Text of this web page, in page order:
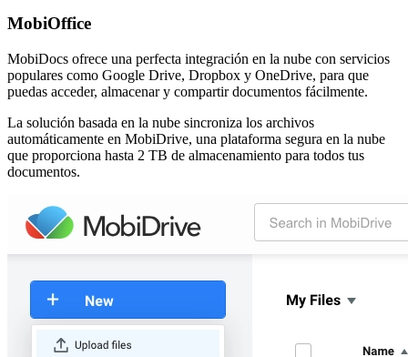
MobiOffice
MobiDocs ofrece una perfecta integración en la nube con servicios
populares como Google Drive, Dropbox y OneDrive, para que
puedas acceder, almacenar y compartir documentos fácilmente.
La solución basada en la nube sincroniza los archivos
automáticamente en MobiDrive, una plataforma segura en la nube
que proporciona hasta 2 TB de almacenamiento para todos tus
documentos.